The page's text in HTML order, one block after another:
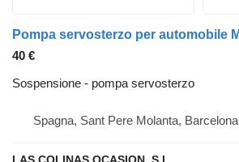
40 €
Sospensione - pompa servosterzo
Spagna, Sant Pere Molanta, Barcelona
LAS COLINAS OCASION, S.L.